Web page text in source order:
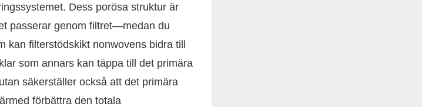
Dess porösa struktur är
passerar genom filtret—medan du
kan filterstödskikt nonwovens bidra till
som annars kan täppa till det primära
säkerställer också att det primära
förbättra den totala